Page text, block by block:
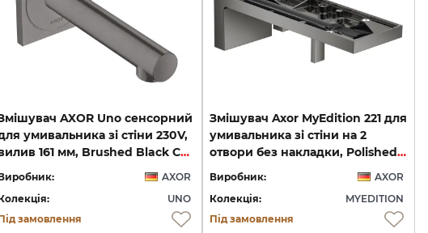
AXOR Uno сенсорний
умивальника зі стіни 230V,
вилив 161 мм, Brushed Black Chrome 45110340
AXOR
UNO
замовлення
Змішувач Axor MyEdition 221 для
умивальника зі стіни на 2
отвори без накладки, Polished Black Chrome 47062330
Виробник:
AXOR
Колекція:
MYEDITION
Під замовлення